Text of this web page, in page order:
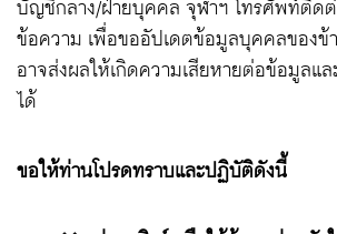
บัญชีกลาง/ฝ่ายบุคคล จุฬาฯ โทรศัพท์ติด
ข้อความ เพื่อขออัปเดตข้อมูลบุคคลของข้
อาจส่งผลให้เกิดความเสียหายต่อข้อมูลแ
ได้
ขอให้ท่านโปรดทราบและปฏิบัติดังนี้